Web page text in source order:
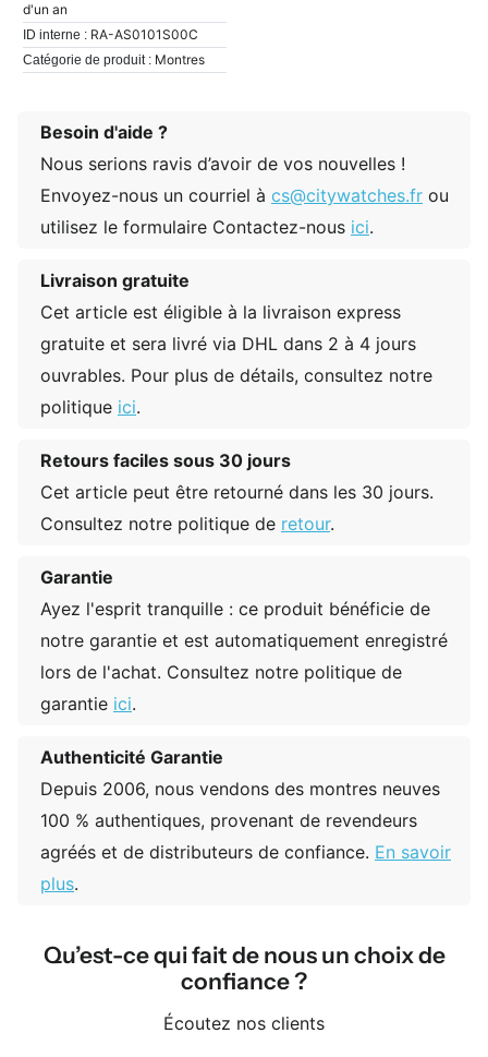
d'un an
ID interne : RA-AS0101S00C
Catégorie de produit : Montres
Besoin d'aide ?
Nous serions ravis d’avoir de vos nouvelles !
Envoyez-nous un courriel à cs@citywatches.fr ou
utilisez le formulaire Contactez-nous ici.
Livraison gratuite
Cet article est éligible à la livraison express
gratuite et sera livré via DHL dans 2 à 4 jours
ouvrables. Pour plus de détails, consultez notre
politique ici.
Retours faciles sous 30 jours
Cet article peut être retourné dans les 30 jours.
Consultez notre politique de retour.
Garantie
Ayez l'esprit tranquille : ce produit bénéficie de
notre garantie et est automatiquement enregistré
lors de l'achat. Consultez notre politique de
garantie ici.
Authenticité Garantie
Depuis 2006, nous vendons des montres neuves
100 % authentiques, provenant de revendeurs
agréés et de distributeurs de confiance. En savoir
plus.
Qu’est-ce qui fait de nous un choix de
confiance ?
Écoutez nos clients